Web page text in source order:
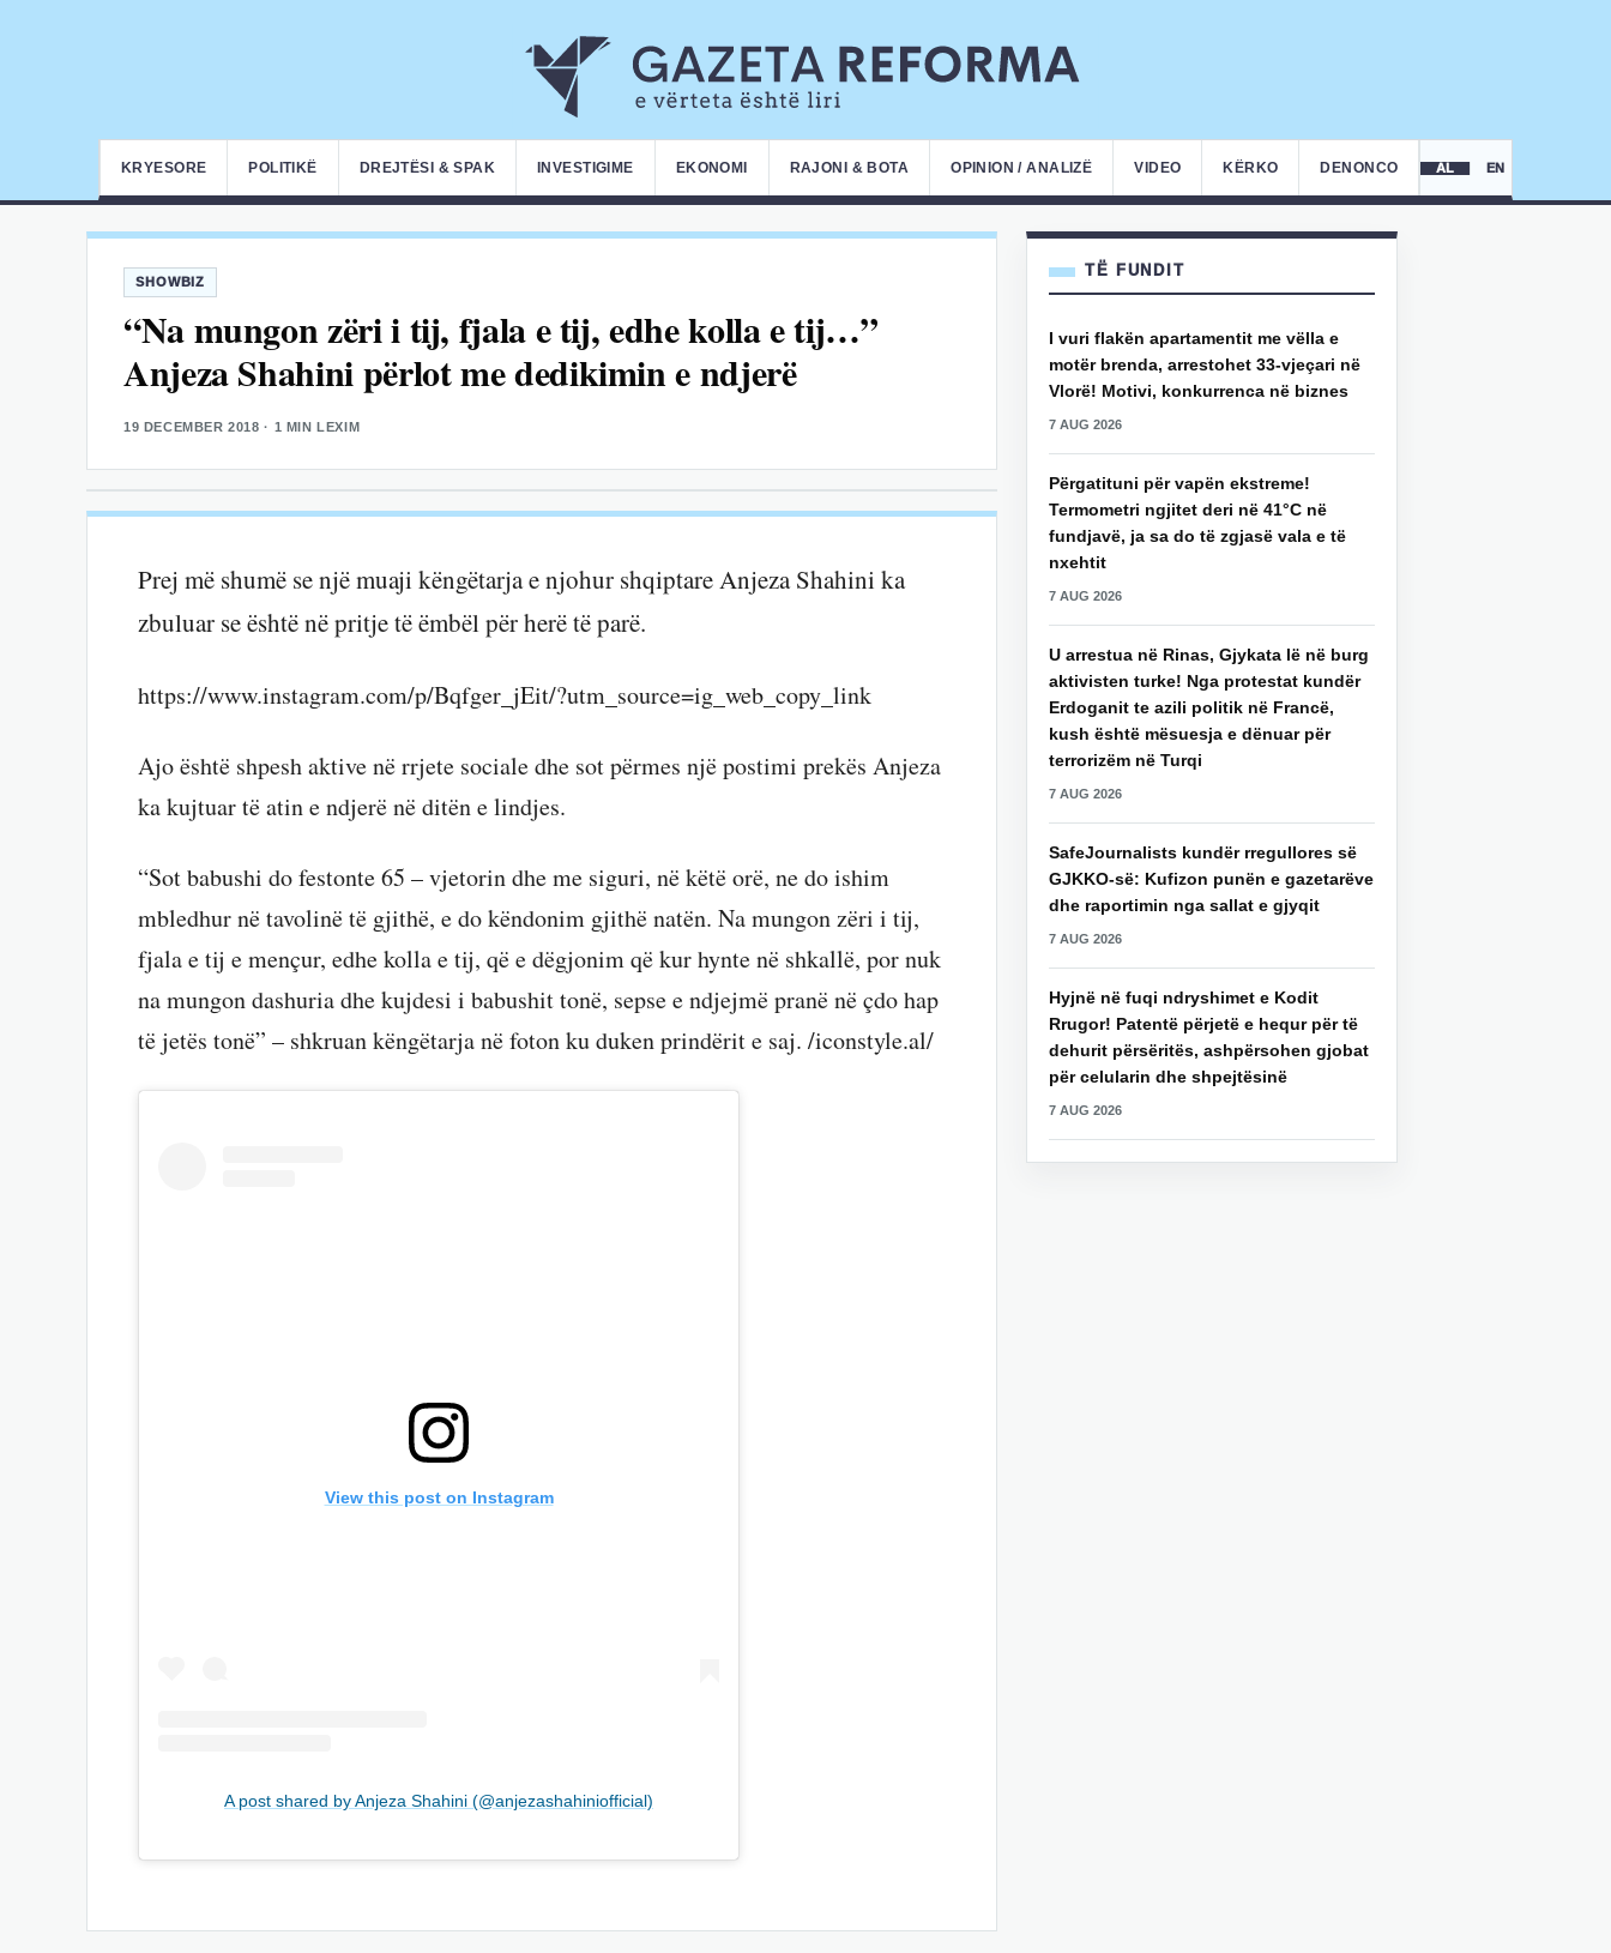
KRYESORE POLITIKË DREJTËSI & SPAK INVESTIGIME EKONOMI RAJONI & BOTA OPINION / ANALIZË VIDEO KËRKO DENONCO AL EN
SHOWBIZ
“Na mungon zëri i tij, fjala e tij, edhe kolla e tij…”
Anjeza Shahini përlot me dedikimin e ndjerë
19 DECEMBER 2018 · 1 MIN LEXIM
Prej më shumë se një muaji këngëtarja e njohur shqiptare Anjeza Shahini ka
zbuluar se është në pritje të ëmbël për herë të parë.
https://www.instagram.com/p/Bqfger_jEit/?utm_source=ig_web_copy_link
Ajo është shpesh aktive në rrjete sociale dhe sot përmes një postimi prekës Anjeza
ka kujtuar të atin e ndjerë në ditën e lindjes.
“Sot babushi do festonte 65 – vjetorin dhe me siguri, në këtë orë, ne do ishim
mbledhur në tavolinë të gjithë, e do këndonim gjithë natën. Na mungon zëri i tij,
fjala e tij e mençur, edhe kolla e tij, që e dëgjonim që kur hynte në shkallë, por nuk
na mungon dashuria dhe kujdesi i babushit tonë, sepse e ndjejmë pranë në çdo hap
të jetës tonë” – shkruan këngëtarja në foton ku duken prindërit e saj. /iconstyle.al/
View this post on Instagram
A post shared by Anjeza Shahini (@anjezashahiniofficial)
TË FUNDIT
I vuri flakën apartamentit me vëlla e
motër brenda, arrestohet 33-vjeçari në
Vlorë! Motivi, konkurrenca në biznes
7 AUG 2026
Përgatituni për vapën ekstreme!
Termometri ngjitet deri në 41°C në
fundjavë, ja sa do të zgjasë vala e të
nxehtit
7 AUG 2026
U arrestua në Rinas, Gjykata lë në burg
aktivisten turke! Nga protestat kundër
Erdoganit te azili politik në Francë,
kush është mësuesja e dënuar për
terrorizëm në Turqi
7 AUG 2026
SafeJournalists kundër rregullores së
GJKKO-së: Kufizon punën e gazetarëve
dhe raportimin nga sallat e gjyqit
7 AUG 2026
Hyjnë në fuqi ndryshimet e Kodit
Rrugor! Patentë përjetë e hequr për të
dehurit përsëritës, ashpërsohen gjobat
për celularin dhe shpejtësinë
7 AUG 2026